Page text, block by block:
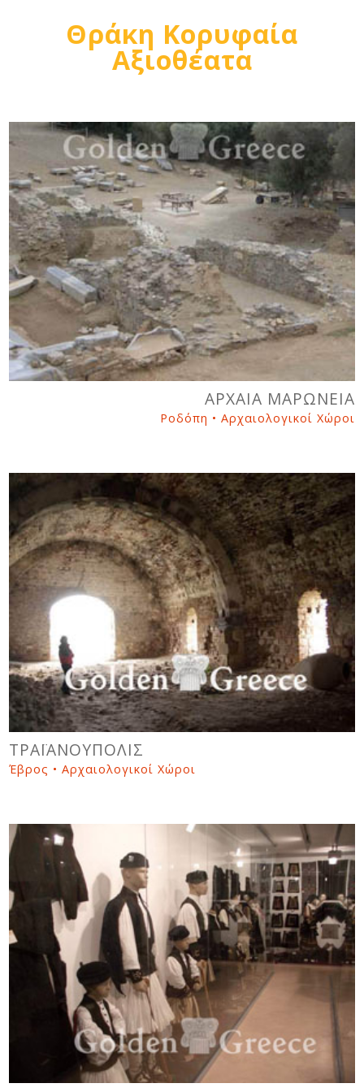
Δείτε μας:
Θράκη Κορυφαία
Αξιοθέατα
ΑΡΧΑΙΑ ΜΑΡΩΝΕΙΑ
Ροδόπη • Αρχαιολογικοί Χώροι
ΤΡΑΪΑΝΟΥΠΟΛΙΣ
Έβρος • Αρχαιολογικοί Χώροι